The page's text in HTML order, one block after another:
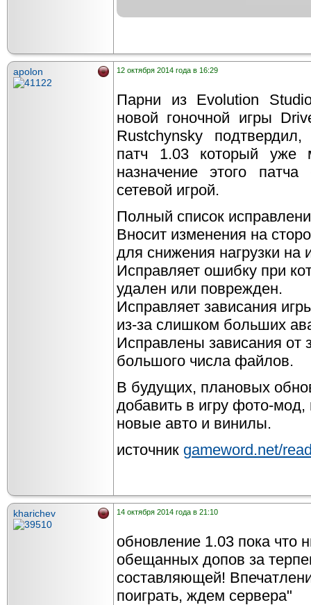
apolon 12 октября 2014 года в 16:29
Парни из Evolution
новой гоночной игры
Rustchynsky
патч 1.03 который уже
назначение этого
сетевой игрой.
Полный список
Вносит изменения на
для снижения нагрузки на
Исправляет ошибку при
удален или поврежден.
Исправляет зависания
из-за слишком больших
Исправлены зависания от
большого числа файлов.
В будущих, плановых
добавить в игру фото-
новые авто и винилы.
источник gameword.net/
kharichev 14 октября 2014 года в 21:10
обновление 1.03 пока что
обещанных допов за
составляющей!
поиграть, ждем сервера"